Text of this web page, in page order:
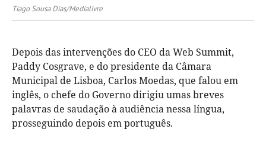
Tiago Sousa Dias/Medialivre
Depois das intervenções do CEO da Web Summit,
Paddy Cosgrave, e do presidente da Câmara
Municipal de Lisboa, Carlos Moedas, que falou em
inglês, o chefe do Governo dirigiu umas breves
palavras de saudação à audiência nessa língua,
prosseguindo depois em português.